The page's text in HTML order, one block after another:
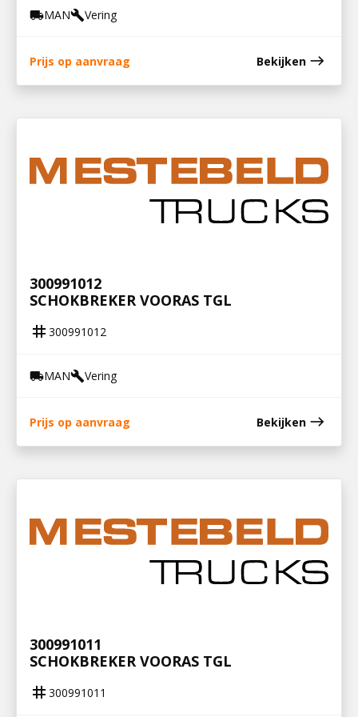
local_shippingMANbuildVering
Prijs op aanvraag Bekijken east
300991012
SCHOKBREKER VOORAS TGL
tag 300991012
local_shippingMANbuildVering
Prijs op aanvraag Bekijken east
300991011
SCHOKBREKER VOORAS TGL
tag 300991011